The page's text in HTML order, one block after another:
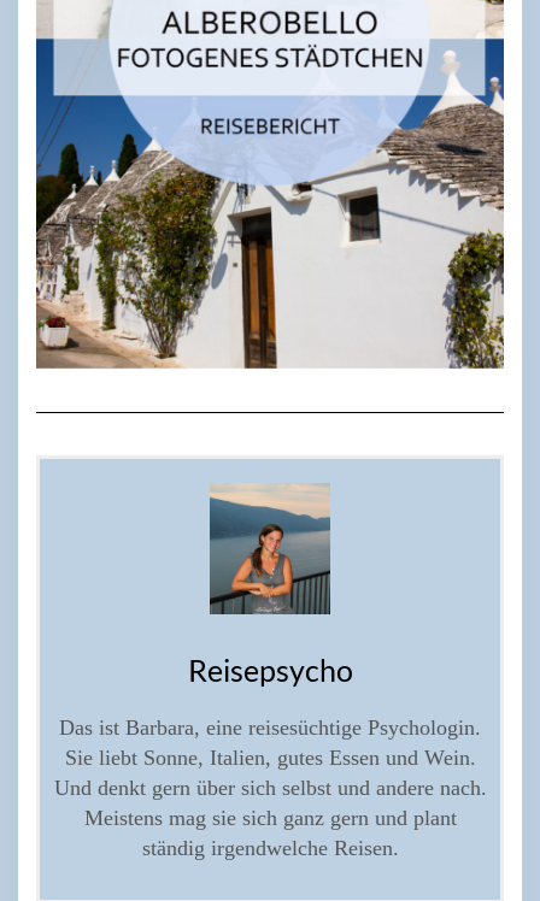
Reisepsycho
Das ist Barbara, eine reisesüchtige Psychologin.
Sie liebt Sonne, Italien, gutes Essen und Wein.
Und denkt gern über sich selbst und andere nach.
Meistens mag sie sich ganz gern und plant
ständig irgendwelche Reisen.